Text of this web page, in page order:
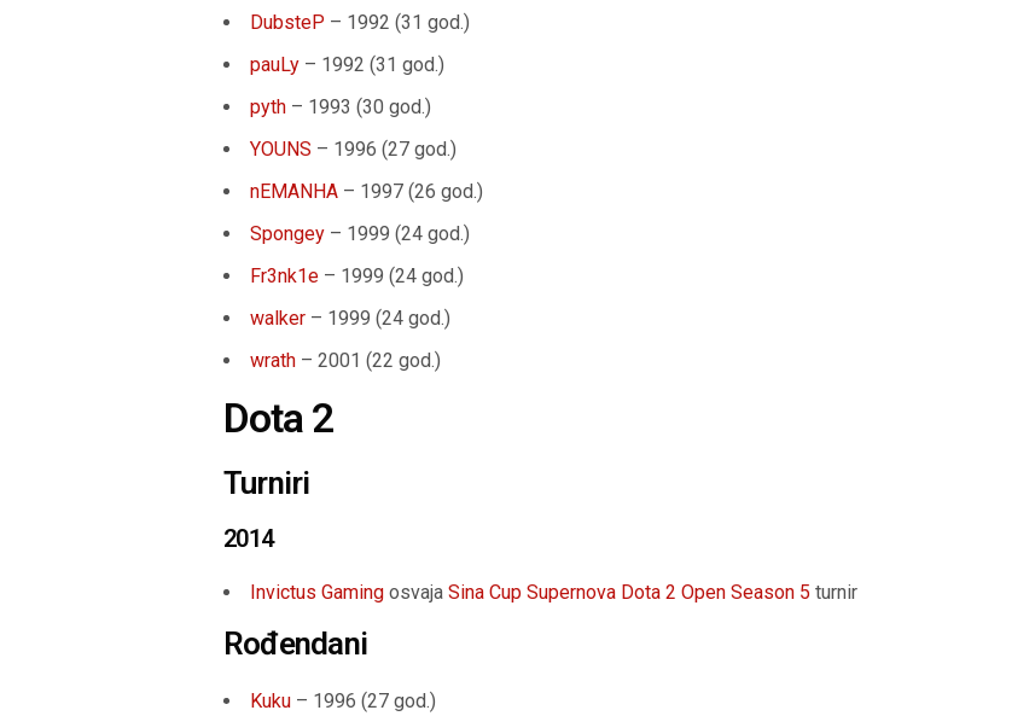
DubsteP – 1992 (31 god.)
pauLy – 1992 (31 god.)
pyth – 1993 (30 god.)
YOUNS – 1996 (27 god.)
nEMANHA – 1997 (26 god.)
Spongey – 1999 (24 god.)
Fr3nk1e – 1999 (24 god.)
walker – 1999 (24 god.)
wrath – 2001 (22 god.)
Dota 2
Turniri
2014
Invictus Gaming osvaja Sina Cup Supernova Dota 2 Open Season 5 turnir
Rođendani
Kuku – 1996 (27 god.)